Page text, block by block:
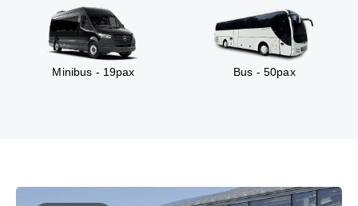
Minibus - 19pax Bus - 50pax